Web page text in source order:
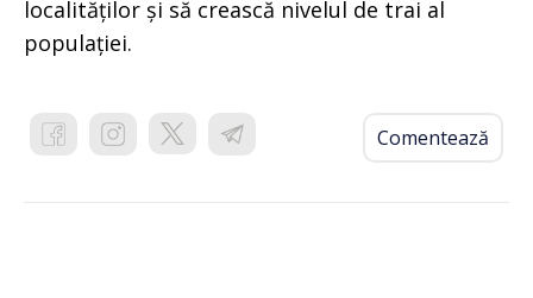
localităților și să crească nivelul de trai al
populației.
Comentează